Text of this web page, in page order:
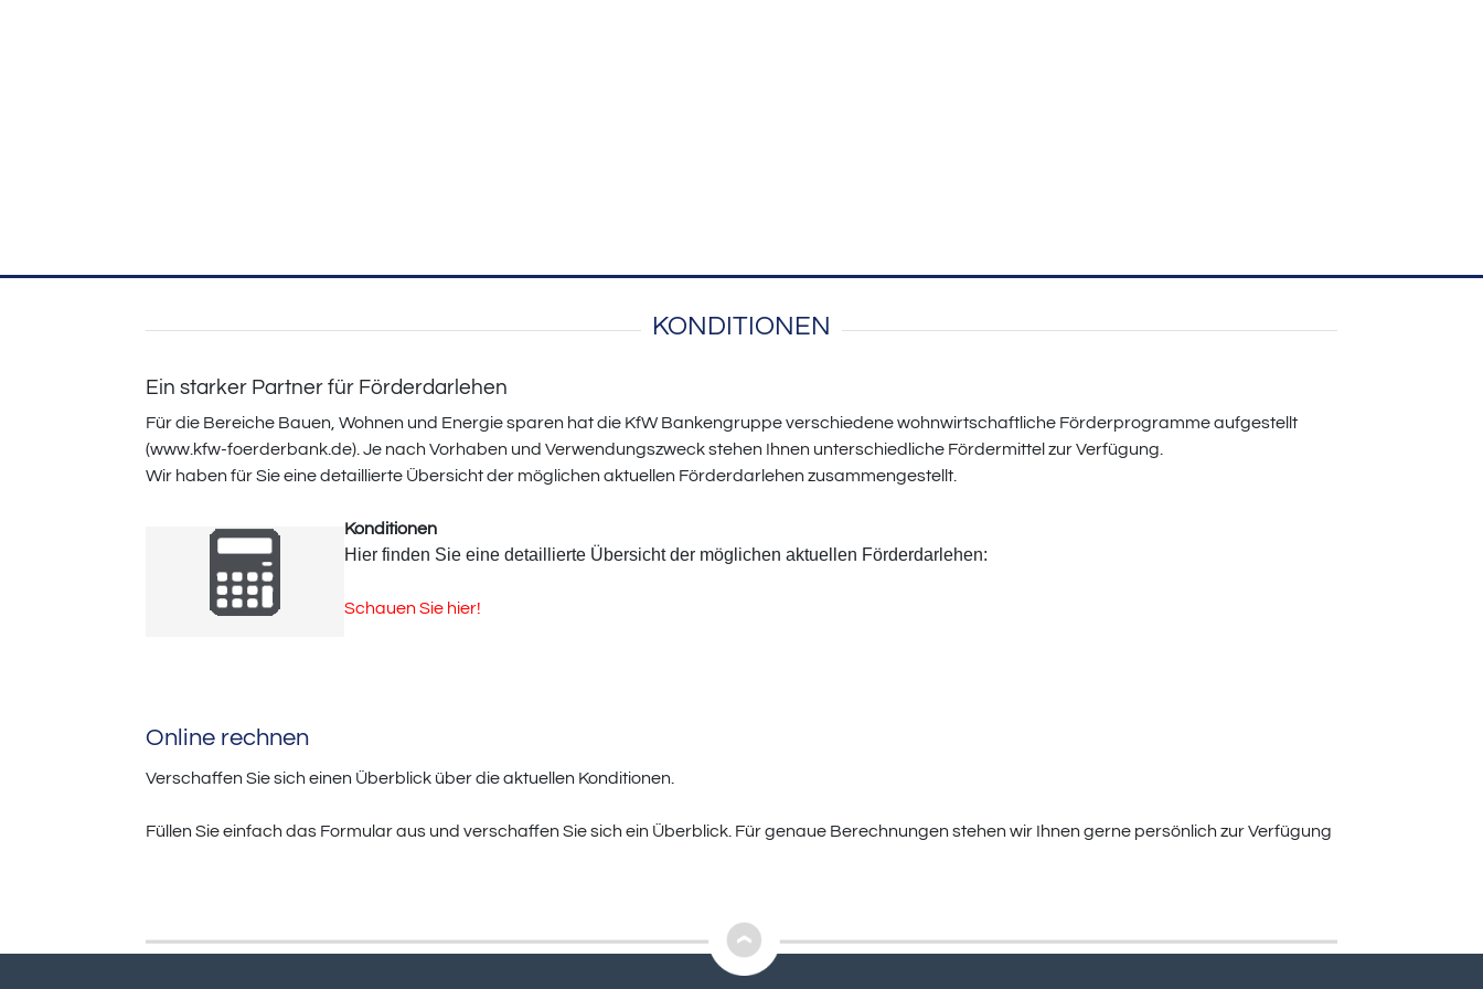
KONDITIONEN
Ein starker Partner für Förderdarlehen
Für die Bereiche Bauen, Wohnen und Energie sparen hat die KfW Bankengruppe verschiedene wohnwirtschaftliche Förderprogramme aufgestellt
(www.kfw-foerderbank.de). Je nach Vorhaben und Verwendungszweck stehen Ihnen unterschiedliche Fördermittel zur Verfügung.
Wir haben für Sie eine detaillierte Übersicht der möglichen aktuellen Förderdarlehen zusammengestellt.
Konditionen
Hier finden Sie eine detaillierte Übersicht der möglichen aktuellen Förderdarlehen:
Schauen Sie hier!
Online rechnen
Verschaffen Sie sich einen Überblick über die aktuellen Konditionen.
Füllen Sie einfach das Formular aus und verschaffen Sie sich ein Überblick. Für genaue Berechnungen stehen wir Ihnen gerne persönlich zur Verfügung